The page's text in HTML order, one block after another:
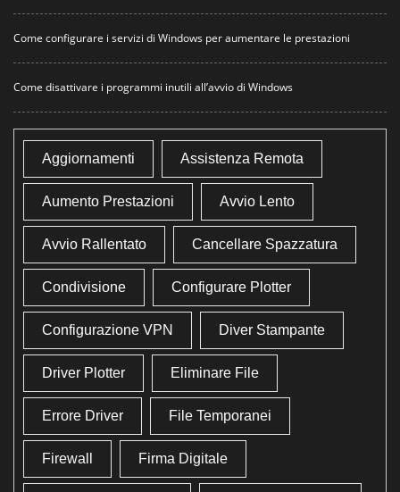
Come configurare i servizi di Windows per aumentare le prestazioni
Come disattivare i programmi inutili all’avvio di Windows
Aggiornamenti Assistenza Remota
Aumento Prestazioni Avvio Lento
Avvio Rallentato Cancellare Spazzatura
Condivisione Configurare Plotter
Configurazione VPN Diver Stampante
Driver Plotter Eliminare File
Errore Driver File Temporanei
Firewall Firma Digitale